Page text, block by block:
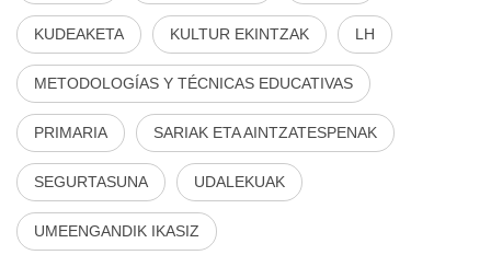
KUDEAKETA KULTUR EKINTZAK LH
METODOLOGÍAS Y TÉCNICAS EDUCATIVAS
PRIMARIA SARIAK ETA AINTZATESPENAK
SEGURTASUNA UDALEKUAK
UMEENGANDIK IKASIZ